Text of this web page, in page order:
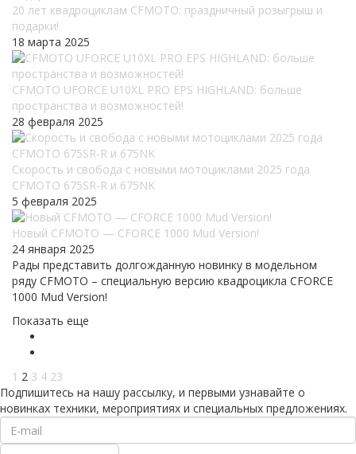
20 лет квадроциклам CFMOTO: праздничный розыгрыш и
подарки!
18 марта 2025
CFMOTO UFORCE U10XL PRO EPS HIGHLAND: больше
пространства и возможностей!
28 февраля 2025
Скорость и свобода с новыми мотоциклами 2025 года
CFMOTO 675SR-R и 675NK
5 февраля 2025
Новый CFMOTO — CFORCE 1000 Mud Version!
24 января 2025
Рады представить долгожданную новинку в модельном
ряду CFMOTO – специальную версию квадроцикла CFORCE
1000 Mud Version!
Показать еще
1 2 3 4 23
Подпишитесь на нашу рассылку, и первыми узнавайте о
новинках техники, мероприятиях и специальных предложениях.